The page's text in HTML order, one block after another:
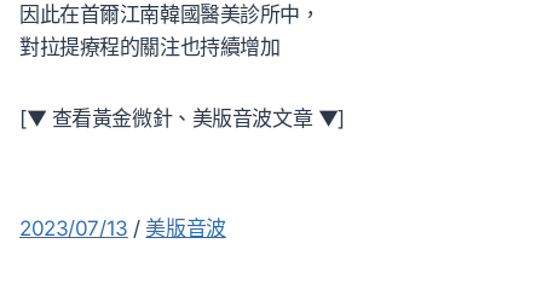
因此在首爾江南韓國醫美診所中，
對拉提療程的關注也持續增加
[▼ 查看黃金微針、美版音波文章 ▼]
2023/07/13 / 美版音波